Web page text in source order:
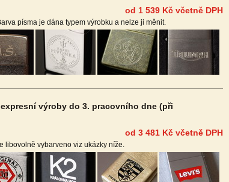
od 1 539 Kč včetně DPH
písma je dána typem výrobku a nelze ji měnit.
výroby do 3. pracovního dne (při
od 3 481 Kč včetně DPH
libovolně vybarveno viz ukázky níže.